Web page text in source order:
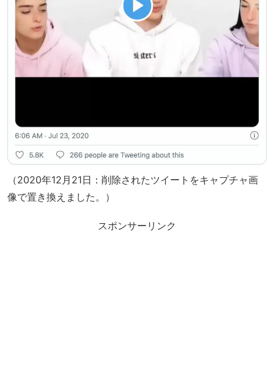
（2020年12月21日：削除されたツイートをキャプチャ画
像で置き換えました。）
スポンサーリンク